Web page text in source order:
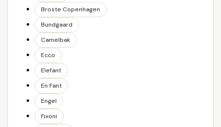
Broste Copenhagen
Bundgaard
Camelbak
Ecco
Elefant
En Fant
Engel
Fixoni